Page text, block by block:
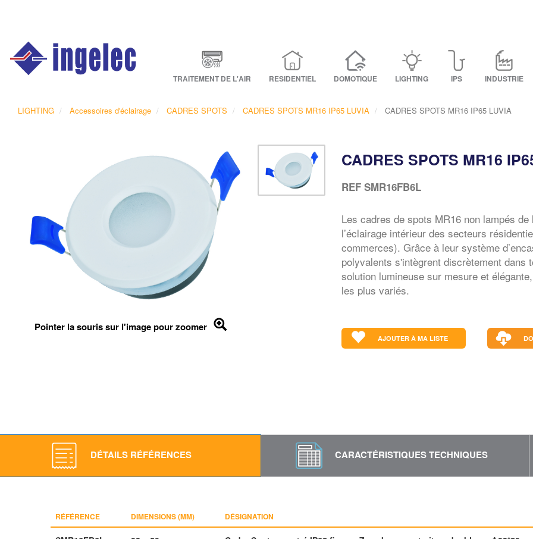
Fr
TRAITEMENT DE L'AIR RESIDENTIEL DOMOTIQUE LIGHTING IPS INDUSTRIE
LIGHTING Accessoires d'éclairage CADRES SPOTS CADRES SPOTS MR16 IP65 LUVIA CADRES SPOTS MR16 IP65 LUVIA
Pointer la souris sur l'image pour zoomer
CADRES SPOTS MR16
REF SMR16FB6L
Les cadres de spots MR16 non lampés
l’éclairage intérieur des secteurs
commerces). Grâce à leur système
polyvalents s'intègrent discrètement dans
solution lumineuse sur mesure et
les plus variés.
AJOUTER À MA LISTE
DÉTAILS RÉFÉRENCES CARACTÉRISTIQUES TECHNIQUES
RÉFÉRENCE DIMENSIONS (MM) DÉSIGNATION